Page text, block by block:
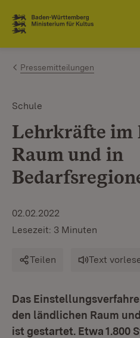
Zum Inhalt springen
Link zur Startseite
Pressemitteilungen
Schule
Lehrkräfte im
Raum und in
02.02.2022
Lesezeit: 3 Minuten
Teilen Text
Das
den ländlichen Raum
ist gestartet. Etwa 1.800